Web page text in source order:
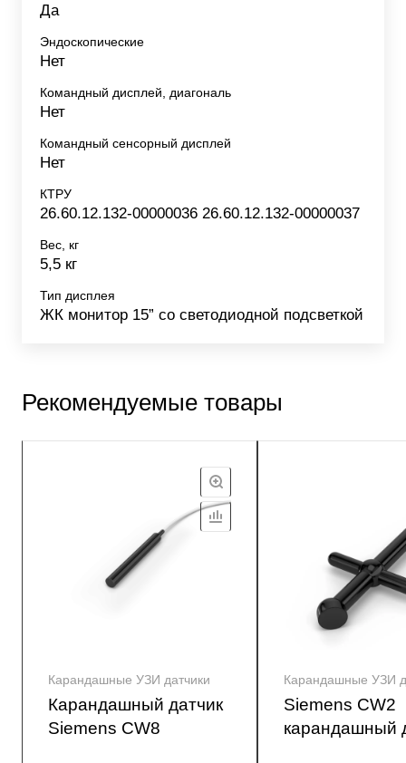
Да
Эндоскопические
Нет
Командный дисплей, диагональ
Нет
Командный сенсорный дисплей
Нет
КТРУ
26.60.12.132-00000036 26.60.12.132-00000037
Вес, кг
5,5 кг
Тип дисплея
ЖК монитор 15” со светодиодной подсветкой
Рекомендуемые товары
Карандашные УЗИ датчики
Карандашный датчик
Siemens CW8
Карандашные УЗИ
Siemens CW2
карандашный